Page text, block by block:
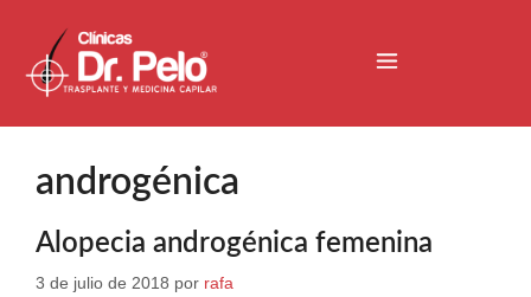
androgénica
Alopecia androgénica femenina
3 de julio de 2018 por rafa